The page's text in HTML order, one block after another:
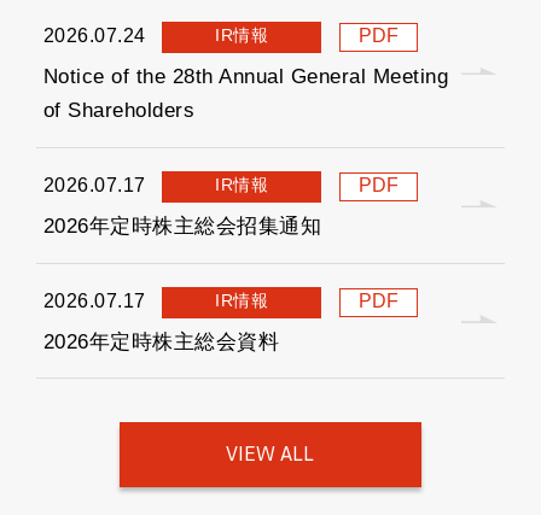
2026.07.24 IR情報 PDF
Notice of the 28th Annual General Meeting
of Shareholders
2026.07.17 IR情報 PDF
2026年定時株主総会招集通知
2026.07.17 IR情報 PDF
2026年定時株主総会資料
VIEW ALL